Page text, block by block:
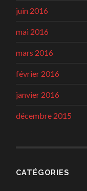
juin 2016
mai 2016
mars 2016
février 2016
janvier 2016
décembre 2015
CATÉGORIES